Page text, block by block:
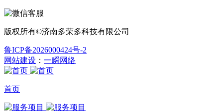
版权所有©济南多荣多科技有限公司
鲁ICP备2026000424号-2
网站建设 ： 一瞬网络
首页